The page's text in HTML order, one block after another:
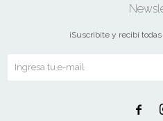
¡Suscribite y recibí
